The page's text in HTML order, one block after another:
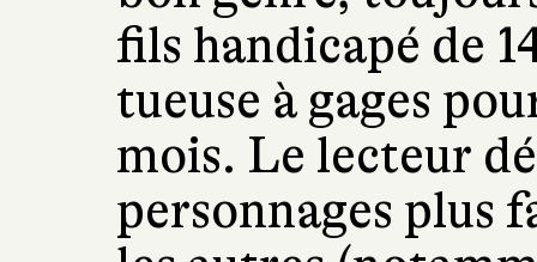
fils handicapé de
tueuse à gages
mois. Le lecteur
personnages plus